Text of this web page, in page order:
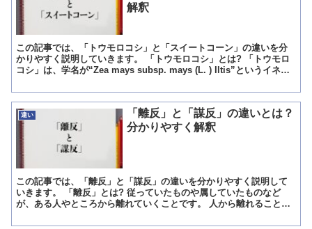
解釈
この記事では、「トウモロコシ」と「スイートコーン」の違いを分
かりやすく説明していきます。 「トウモロコシ」とは? 「トウモロ
コシ」は、学名が“Zea mays subsp. mays (L. ) Iltis”というイネ科
違い
「離反」と「謀反」の違いとは？
分かりやすく解釈
この記事では、「離反」と「謀反」の違いを分かりやすく説明して
いきます。 「離反」とは? 従っていたものや属していたものなど
が、ある人やところから離れていくことです。 人から離れること